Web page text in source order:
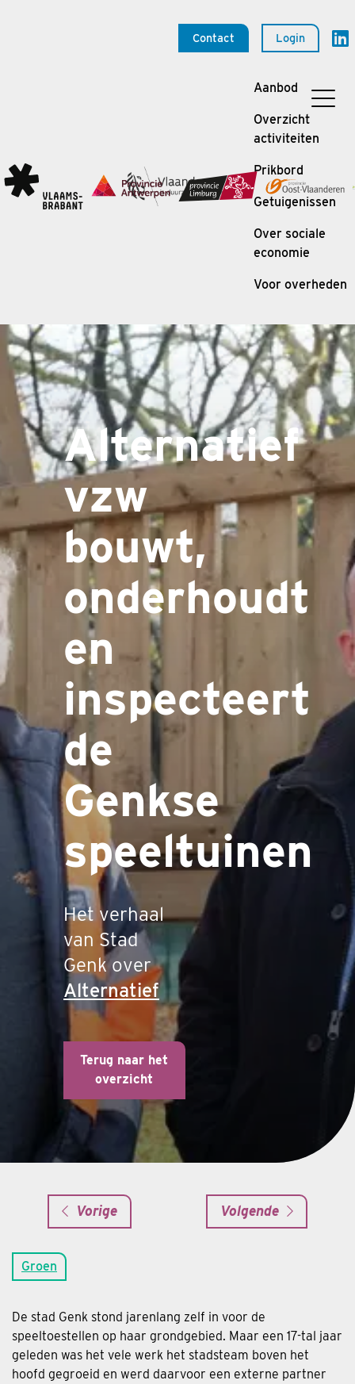
Contact Login
Aanbod
Overzicht
activiteiten
Prikbord
Getuigenissen
Over sociale
economie
Voor overheden
Alternatief
vzw
bouwt,
onderhoudt
en
inspecteert
de
Genkse
speeltuinen
Het verhaal
van Stad
Genk over
Alternatief
Terug naar het
overzicht
Vorige Volgende
Groen
De stad Genk stond jarenlang zelf in voor de
speeltoestellen op haar grondgebied. Maar een 17-tal jaar
geleden was het vele werk het stadsteam boven het
hoofd gegroeid en werd daarvoor een externe partner